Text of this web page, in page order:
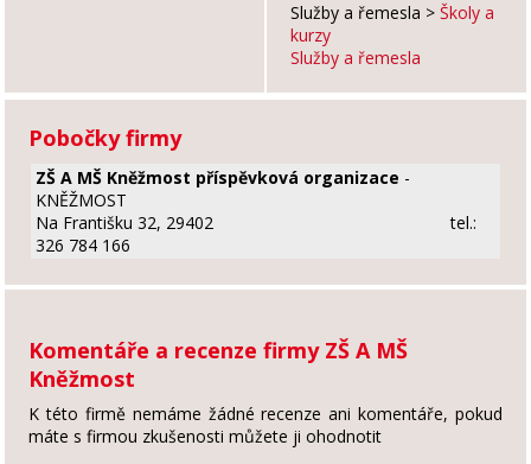
Služby a řemesla > Školy a
kurzy
Služby a řemesla
Pobočky firmy
ZŠ A MŠ Kněžmost příspěvková organizace -
KNĚŽMOST
Na Františku 32, 29402
tel.:
326 784 166
Komentáře a recenze firmy ZŠ A MŠ
Kněžmost
K této firmě nemáme žádné recenze ani komentáře, pokud
máte s firmou zkušenosti můžete ji ohodnotit